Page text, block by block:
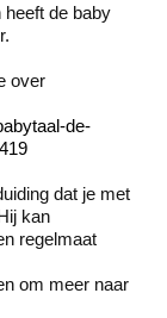
heeft de baby
over
de-
dat je met
kan
regelmaat
om meer naar